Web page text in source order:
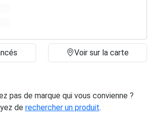
Voir sur la carte
pas de marque qui vous convienne ?
de rechercher un produit.